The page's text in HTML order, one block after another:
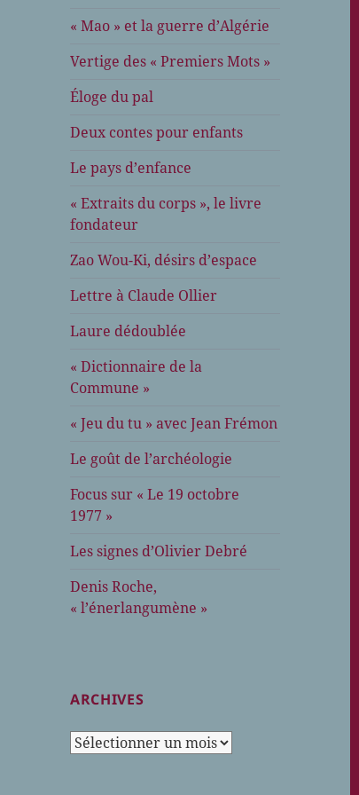
« Mao » et la guerre d’Algérie
Vertige des « Premiers Mots »
Éloge du pal
Deux contes pour enfants
Le pays d’enfance
« Extraits du corps », le livre
fondateur
Zao Wou-Ki, désirs d’espace
Lettre à Claude Ollier
Laure dédoublée
« Dictionnaire de la
Commune »
« Jeu du tu » avec Jean Frémon
Le goût de l’archéologie
Focus sur « Le 19 octobre
1977 »
Les signes d’Olivier Debré
Denis Roche,
« l’énerlangumène »
ARCHIVES
Archives